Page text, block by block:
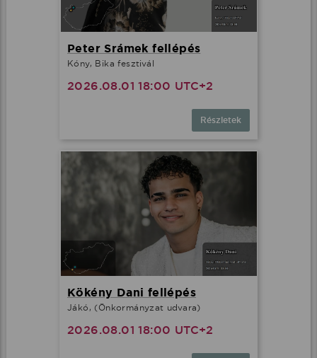
Peter Srámek fellépés
Kóny, Bika fesztivál
2026.08.01 18:00 UTC+2
Részletek
Kökény Dani fellépés
Jákó, (Önkormányzat udvara)
2026.08.01 18:00 UTC+2